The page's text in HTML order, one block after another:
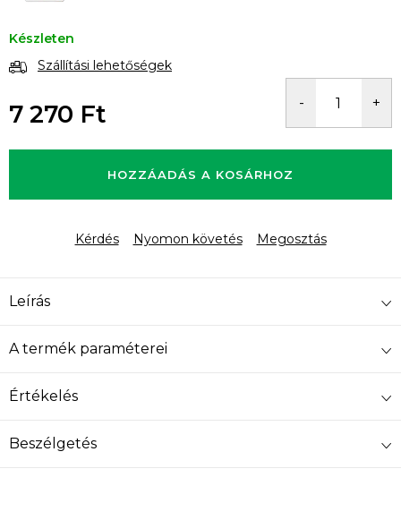
Készleten
Szállítási lehetőségek
7 270 Ft
HOZZÁADÁS A KOSÁRHOZ
Kérdés Nyomon követés Megosztás
Leírás
A termék paraméterei
Értékelés
Beszélgetés